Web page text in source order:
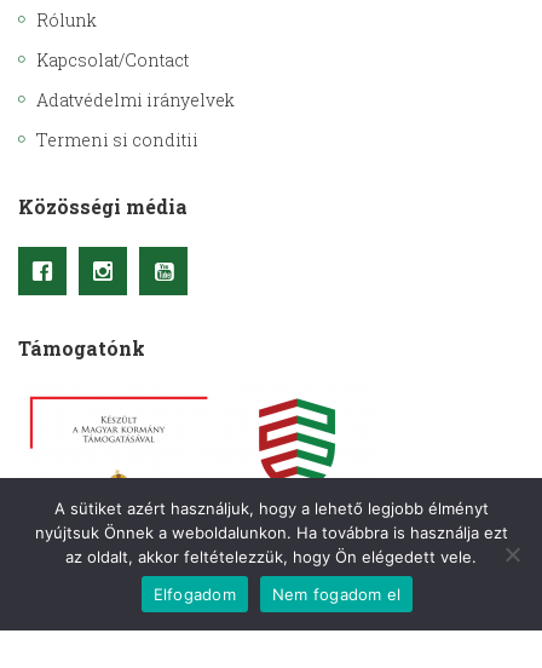
Rólunk
Kapcsolat/Contact
Adatvédelmi irányelvek
Termeni si conditii
Közösségi média
Támogatónk
A sütiket azért használjuk, hogy a lehető legjobb élményt
nyújtsuk Önnek a weboldalunkon. Ha továbbra is használja ezt
az oldalt, akkor feltételezzük, hogy Ön elégedett vele.
Elfogadom
Nem fogadom el